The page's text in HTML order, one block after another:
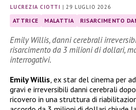
LUCREZIA CIOTTI | 29 LUGLIO 2026
ATTRICE MALATTIA RISARCIMENTO
Emily Willis, danni cerebrali
risarcimento da 3 milioni di dollari,
interrogativi.
Emily Willis, ex star del cinema per
gravi e irreversibili danni cerebrali
ricovero in una struttura di